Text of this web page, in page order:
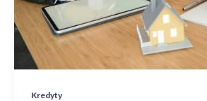
Kredyty
w
uzyskaniu
kredytu
hipotecznego